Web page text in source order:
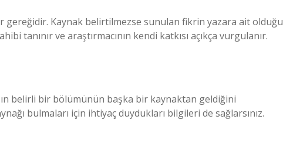
Kaynak belirtilmezse sunulan fikrin yazara ait olduğu
tanınır ve araştırmacının kendi katkısı açıkça vurgulanır.
belirli bir bölümünün başka bir kaynaktan geldiğini
bulmaları için ihtiyaç duydukları bilgileri de sağlarsınız.